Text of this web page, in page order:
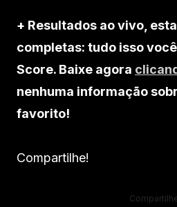
+ Resultados ao vivo,
completas: tudo isso
Score. Baixe agora
nenhuma informação
favorito!
Compartilhe!